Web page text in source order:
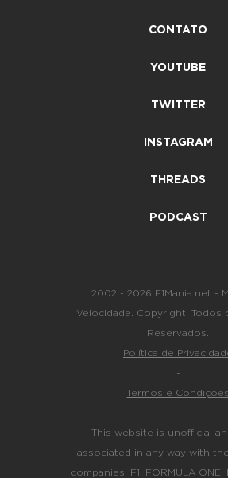
CONTATO
YOUTUBE
TWITTER
INSTAGRAM
THREADS
PODCAST
2002 - 2026 F1Mania.net -
Velocidade. Copyright. Todos
Reservados.
Política de
-
Termos e Condições
This website is unofficial
associated in any way with the
companies. F1, FORMULA ONE,